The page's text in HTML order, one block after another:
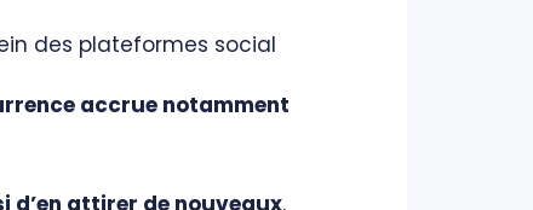
des plateformes social
accrue notamment
d’en attirer de nouveaux.